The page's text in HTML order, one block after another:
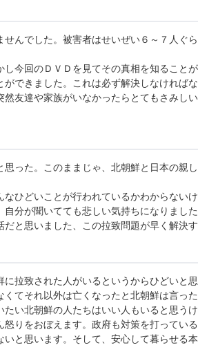
んでした。被害者はせいぜい６～７人ぐ
今回のＤＶＤを見てその真相を知ること
できました。これは必ず解決しなければな
友達や家族がいなかったらとてもさみし
った。このままじゃ、北朝鮮と日本の親
ひどいことが行われているかわからない
分が聞いてても悲しい気持ちになりまし
と思いました、この拉致問題が早く解決
拉致された人がいるというからひどいと
てそれ以外は亡くなったと北朝鮮は言っ
い北朝鮮の人たちはいい人もいると思う
りをおぼえます。政府も対策を打ってい
と思います。そして、安心して暮らせる